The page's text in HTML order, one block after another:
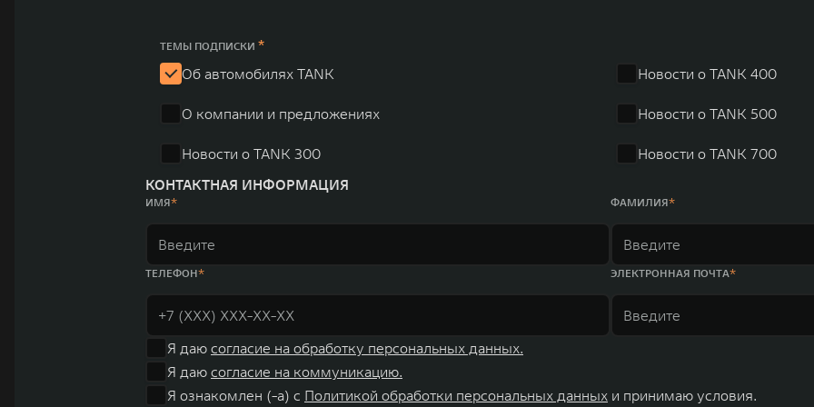
юаней (1,6 трлн рублей). С 1998 года Great Wall Motor занимает первое место по объёмам продаж пикапов в
систему исследований и разработок, включая центры в России, Китае, Японии, США, Германии, Индии, Австрии и
ТЕМЫ ПОДПИСКИ *
Об автомобилях TANK
О компании и предложениях
Новости о TANK 300
Новости о TANK 400
Новости о TANK 500
Новости о TANK 700
КОНТАКТНАЯ ИНФОРМАЦИЯ
ИМЯ ФАМИЛИЯ
ТЕЛЕФОН ЭЛЕКТРОННАЯ ПОЧТА
Я даю согласие на обработку персональных данных.
Я даю согласие на коммуникацию.
Я ознакомлен (-а) с Политикой обработки персональных данных и принимаю условия.